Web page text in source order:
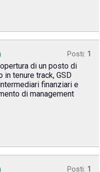
Posti: 1
di un posto di
tenure track, GSD
finanziari e
di management
Posti: 1